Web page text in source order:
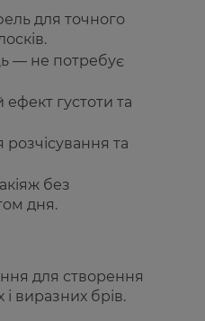
для точного
— не потребує
густоти та
розчісування та
без
дня.
для створення
виразних брів.